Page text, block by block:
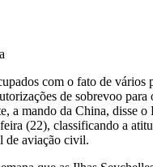
com o fato de vários
de sobrevoo para
a mando da China, disse o
(22), classificando a
de aviação civil.